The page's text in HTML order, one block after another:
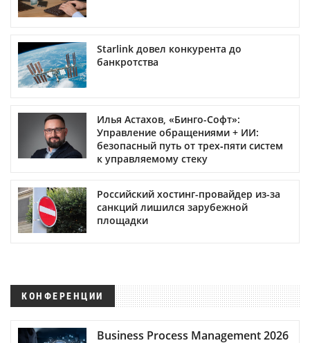
Starlink довел конкурента до
банкротства
Илья Астахов, «Бинго-Софт»:
Управление обращениями + ИИ:
безопасный путь от трех‑пяти систем
к управляемому стеку
Российский хостинг-провайдер из-за
санкций лишился зарубежной
площадки
КОНФЕРЕНЦИИ
Business Process Management 2026